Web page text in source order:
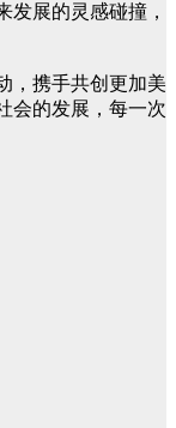
发展的灵感碰撞，
，携手共创更加美
会的发展，每一次